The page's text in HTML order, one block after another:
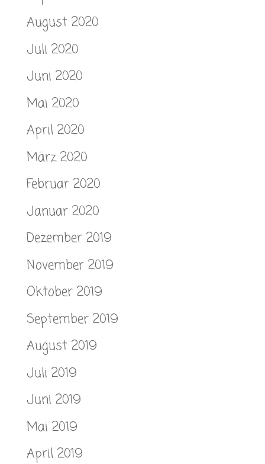
August 2020
Juli 2020
Juni 2020
Mai 2020
April 2020
März 2020
Februar 2020
Januar 2020
Dezember 2019
November 2019
Oktober 2019
September 2019
August 2019
Juli 2019
Juni 2019
Mai 2019
April 2019